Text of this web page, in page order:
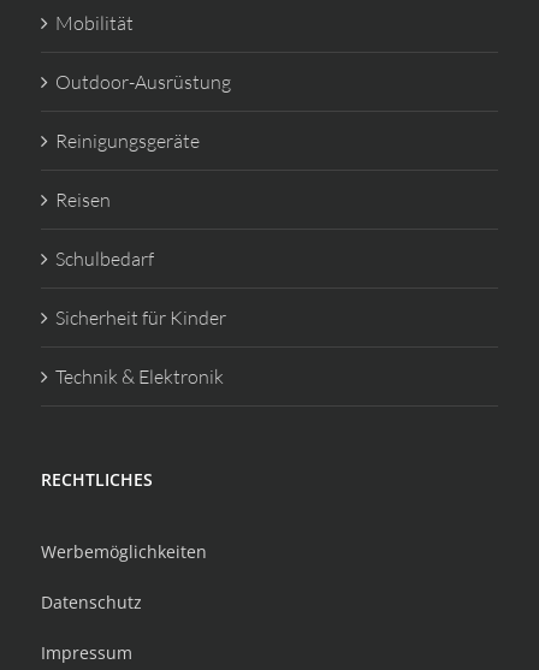
Mobilität
Outdoor-Ausrüstung
Reinigungsgeräte
Reisen
Schulbedarf
Sicherheit für Kinder
Technik & Elektronik
RECHTLICHES
Werbemöglichkeiten
Datenschutz
Impressum